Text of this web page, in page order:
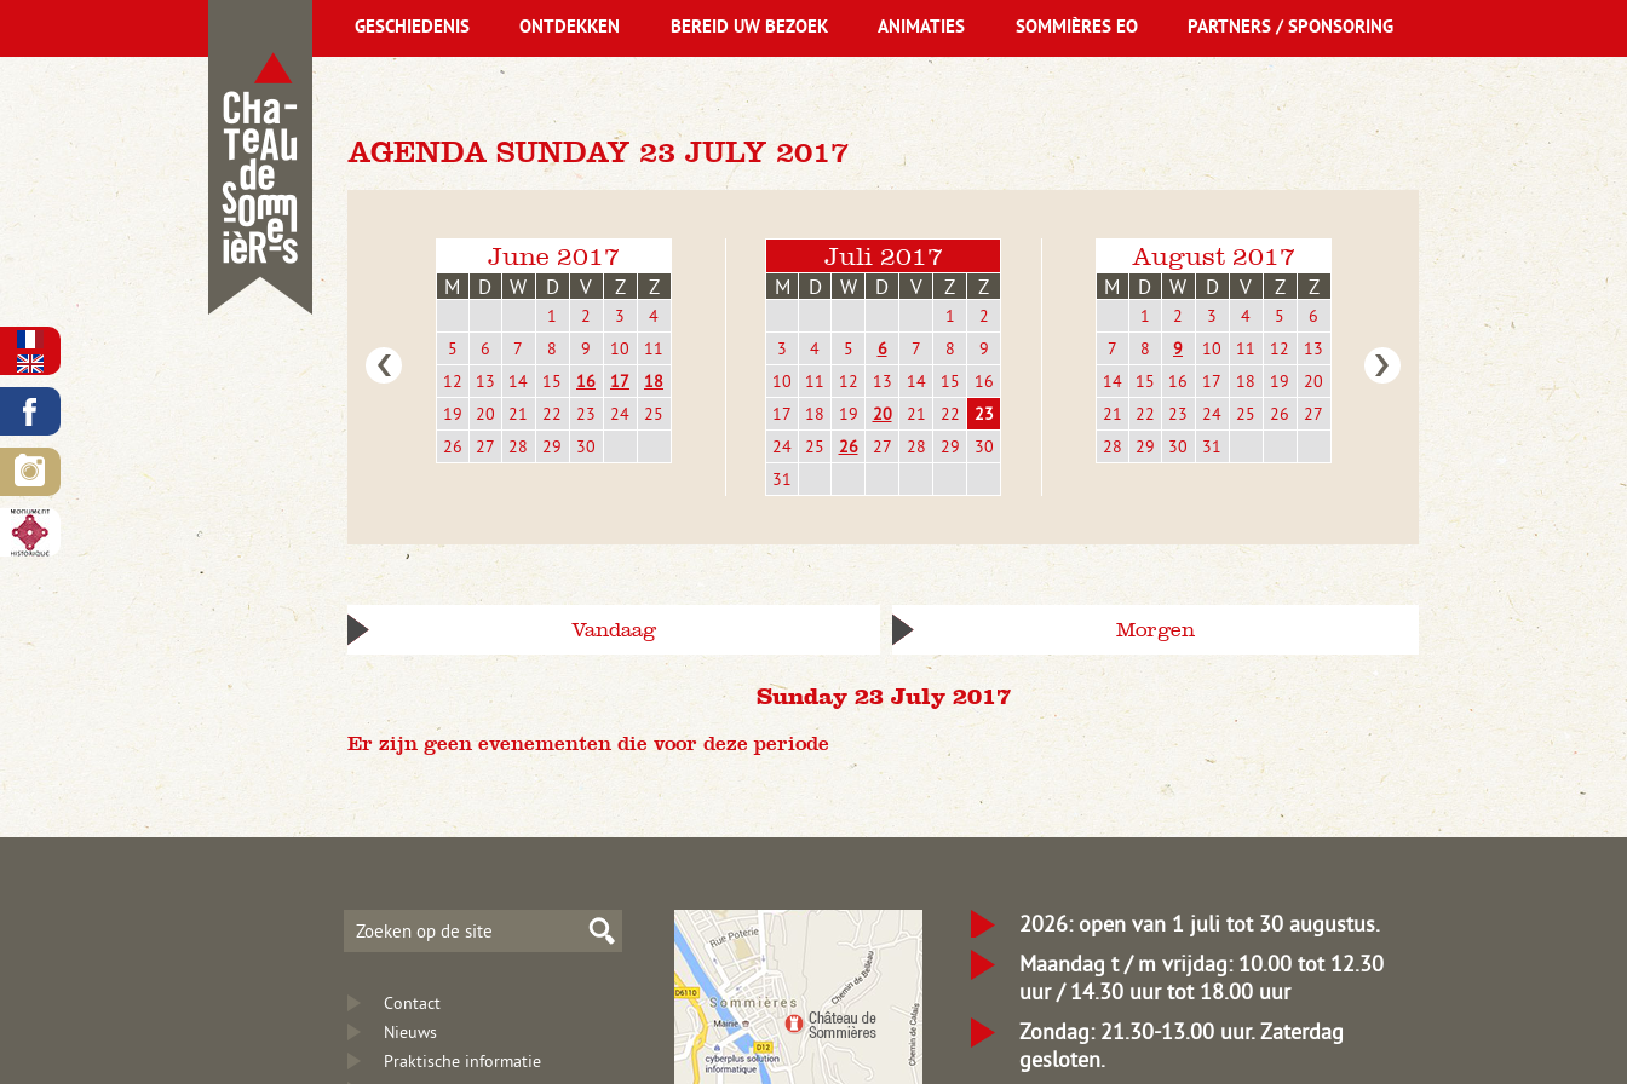
AGENDA SUNDAY 23 JULY 2017
June 2017
M D W D V Z Z
1 2 3
4
5
6 7 8 9 10
11
12
13 14 15 16 17
18
19
20 21 22 23 24
25
26
27 28 29 30
Juli 2017
M D W D V Z Z
1
2
3
4 5 6 7 8
9
10
11 12 13 14 15
16
17
18 19 20 21 22
23
24
25 26 27 28 29
30
31
August 2017
M D W D V Z Z
1 2 3 4 5
6
7
8 9 10 11 12
13
14
15 16 17 18 19
20
21
22 23 24 25 26
27
28
29 30 31
Vandaag Morgen
Sunday 23 July 2017
Er zijn geen evenementen die voor deze periode
GESCHIEDENIS ONTDEKKEN BEREID UW BEZOEK ANIMATIES SOMMIÈRES EO PARTNERS / SPONSORING
Contact
Nieuws
Praktische informatie
2026: open van 1 juli tot 30 augustus.
Maandag t / m vrijdag: 10.00 tot 12.30
uur / 14.30 uur tot 18.00 uur
Zondag: 21.30-13.00 uur.Zaterdag
gesloten.